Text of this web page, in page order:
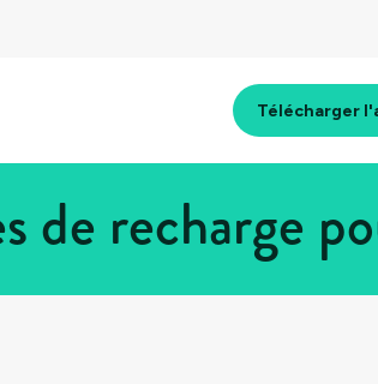
Télécharger
de recharge